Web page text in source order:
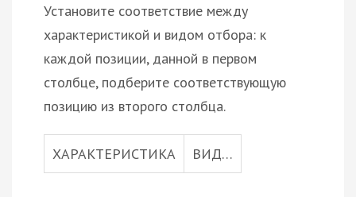
Установите соответствие между
характеристикой и видом отбора: к
каждой позиции, данной в первом
столбце, подберите соответствующую
позицию из второго столбца.
ХАРАКТЕРИСТИКА ВИД…